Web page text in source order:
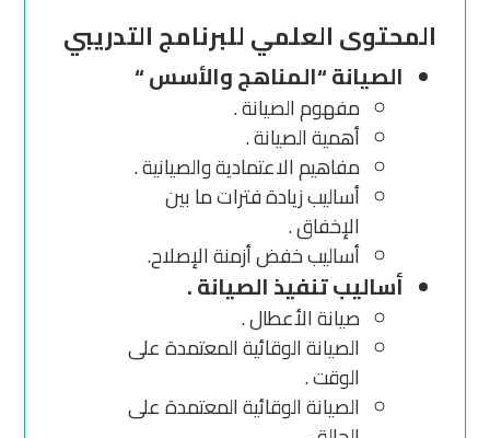
المحتوى العلمي للبرنامج التدريبي
الصيانة “المناهج والأسس “
مفهوم الصيانة .
أهمية الصيانة .
مفاهيم الاعتمادية والصيانية .
أساليب زيادة فترات ما بين
الإخفاق .
أساليب خفض أزمنة الإصلاح.
أساليب تنفيذ الصيانة .
صيانة الأعطال .
الصيانة الوقائية المعتمدة على
الوقت .
الصيانة الوقائية المعتمدة على